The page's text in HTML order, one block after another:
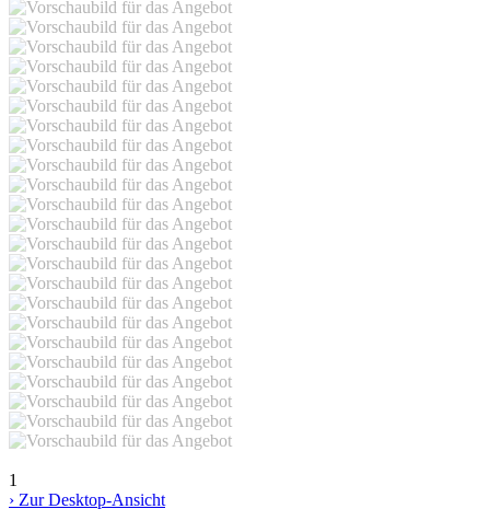
1
› Zur Desktop-Ansicht